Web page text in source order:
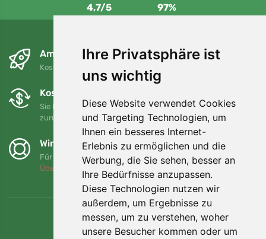
Ihre Privatsphäre ist
uns wichtig
Diese Website verwendet Cookies
und Targeting Technologien, um
Ihnen ein besseres Internet-
Erlebnis zu ermöglichen und die
Werbung, die Sie sehen, besser an
Ihre Bedürfnisse anzupassen.
Diese Technologien nutzen wir
außerdem, um Ergebnisse zu
messen, um zu verstehen, woher
unsere Besucher kommen oder um
4,7/5 97%
Am nächsten Tag und kostenlos
Kostenloser Versand für Bestellungen über 80 EUR
Kostenloser Umtausch und Rückgabe
Sie können Ihre Bestellung jederzeit innerhalb von 90 Tagen
zurückgeben oder umtauschen.
Wir unterstützen Trees.org
Für jede Bestellung pflanzen wir einen Baum! Mehr lesen
Über uns